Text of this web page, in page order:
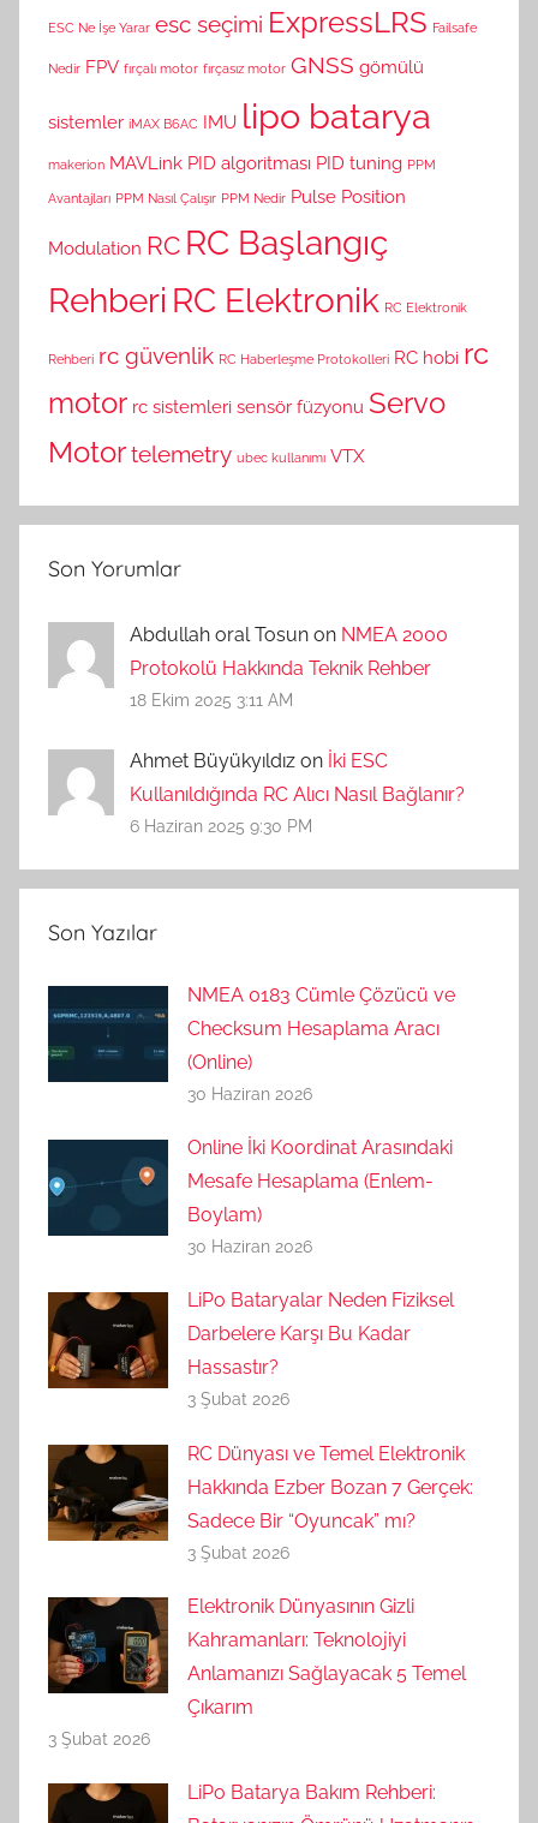
ESC Ne İşe Yarar esc seçimi ExpressLRS Failsafe
Nedir FPV fırçalı motor fırçasız motor GNSS gömülü
sistemler iMAX B6AC IMU lipo batarya
makerion MAVLink PID algoritması PID tuning PPM
Avantajları PPM Nasıl Çalışır PPM Nedir Pulse Position
Modulation RC RC Başlangıç
Rehberi RC Elektronik RC Elektronik
Rehberi rc güvenlik RC Haberleşme Protokolleri RC hobi rc
motor rc sistemleri sensör füzyonu Servo
Motortelemetry ubec kullanımı VTX
Son Yorumlar
Abdullah oral Tosun on NMEA 2000
Protokolü Hakkında Teknik Rehber
18 Ekim 2025 3:11 AM
Ahmet Büyükyıldız on İki ESC
Kullanıldığında RC Alıcı Nasıl Bağlanır?
6 Haziran 2025 9:30 PM
Son Yazılar
NMEA 0183 Cümle Çözücü ve
Checksum Hesaplama Aracı
(Online)
30 Haziran 2026
Online İki Koordinat Arasındaki
Mesafe Hesaplama (Enlem-
Boylam)
30 Haziran 2026
LiPo Bataryalar Neden Fiziksel
Darbelere Karşı Bu Kadar
Hassastır?
3 Şubat 2026
RC Dünyası ve Temel Elektronik
Hakkında Ezber Bozan 7 Gerçek:
Sadece Bir “Oyuncak” mı?
3 Şubat 2026
Elektronik Dünyasının Gizli
Kahramanları: Teknolojiyi
Anlamanızı Sağlayacak 5 Temel
Çıkarım
3 Şubat 2026
LiPo Batarya Bakım Rehberi: